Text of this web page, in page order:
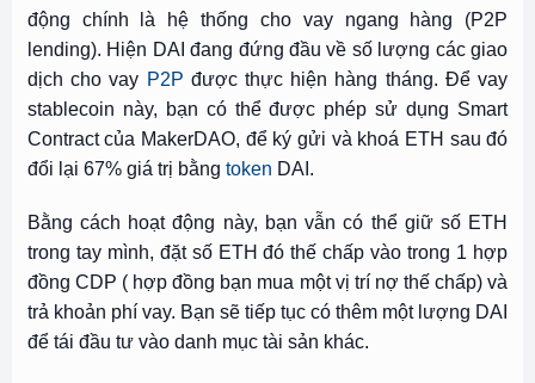
động chính là hệ thống cho vay ngang hàng (P2P
lending). Hiện DAI đang đứng đầu về số lượng các giao
dịch cho vay P2P được thực hiện hàng tháng. Để vay
stablecoin này, bạn có thể được phép sử dụng Smart
Contract của MakerDAO, để ký gửi và khoá ETH sau đó
đổi lại 67% giá trị bằng token DAI.
Bằng cách hoạt động này, bạn vẫn có thể giữ số ETH
trong tay mình, đặt số ETH đó thế chấp vào trong 1 hợp
đồng CDP ( hợp đồng bạn mua một vị trí nợ thế chấp) và
trả khoản phí vay. Bạn sẽ tiếp tục có thêm một lượng DAI
để tái đầu tư vào danh mục tài sản khác.